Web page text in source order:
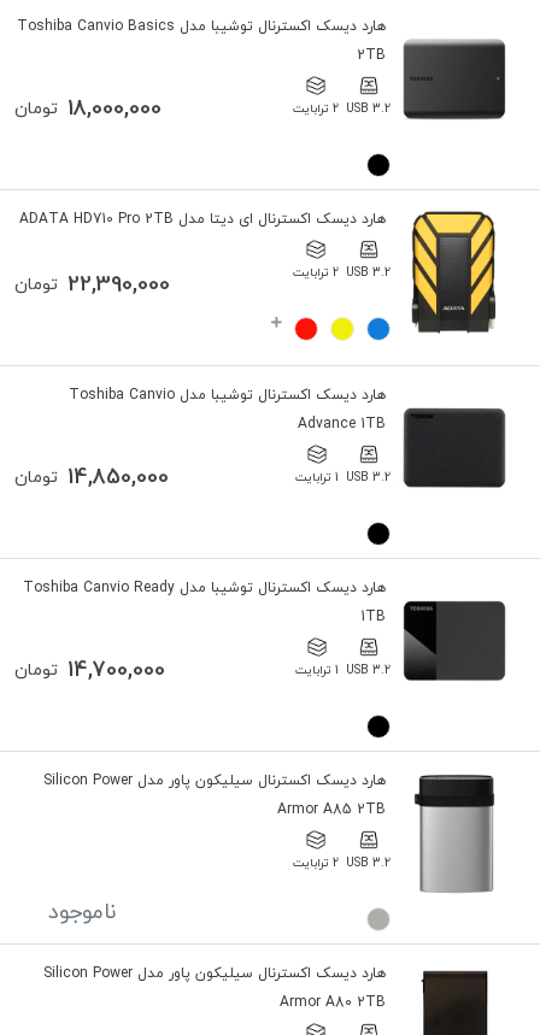
هارد دیسک اکسترنال توشیبا مدل Toshiba Canvio Basics
2TB
USB 3.2 2 ترابایت تومان 18,000,000
هارد دیسک اکسترنال ای دیتا مدل ADATA HD710 Pro 2TB
USB 3.2 2 ترابایت تومان 22,390,000
هارد دیسک اکسترنال توشیبا مدل Toshiba Canvio
Advance 1TB
USB 3.2 1 ترابایت تومان 14,850,000
هارد دیسک اکسترنال توشیبا مدل Toshiba Canvio Ready
1TB
USB 3.2 1 ترابایت تومان 14,700,000
هارد دیسک اکسترنال سیلیکون پاور مدل Silicon Power
Armor A85 2TB
USB 3.2 2 ترابایت
ناموجود
هارد دیسک اکسترنال سیلیکون پاور مدل Silicon Power
Armor A80 2TB